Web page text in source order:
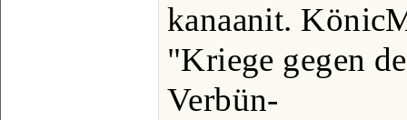
kanaanit.
"Kriege gegen
Verbün-